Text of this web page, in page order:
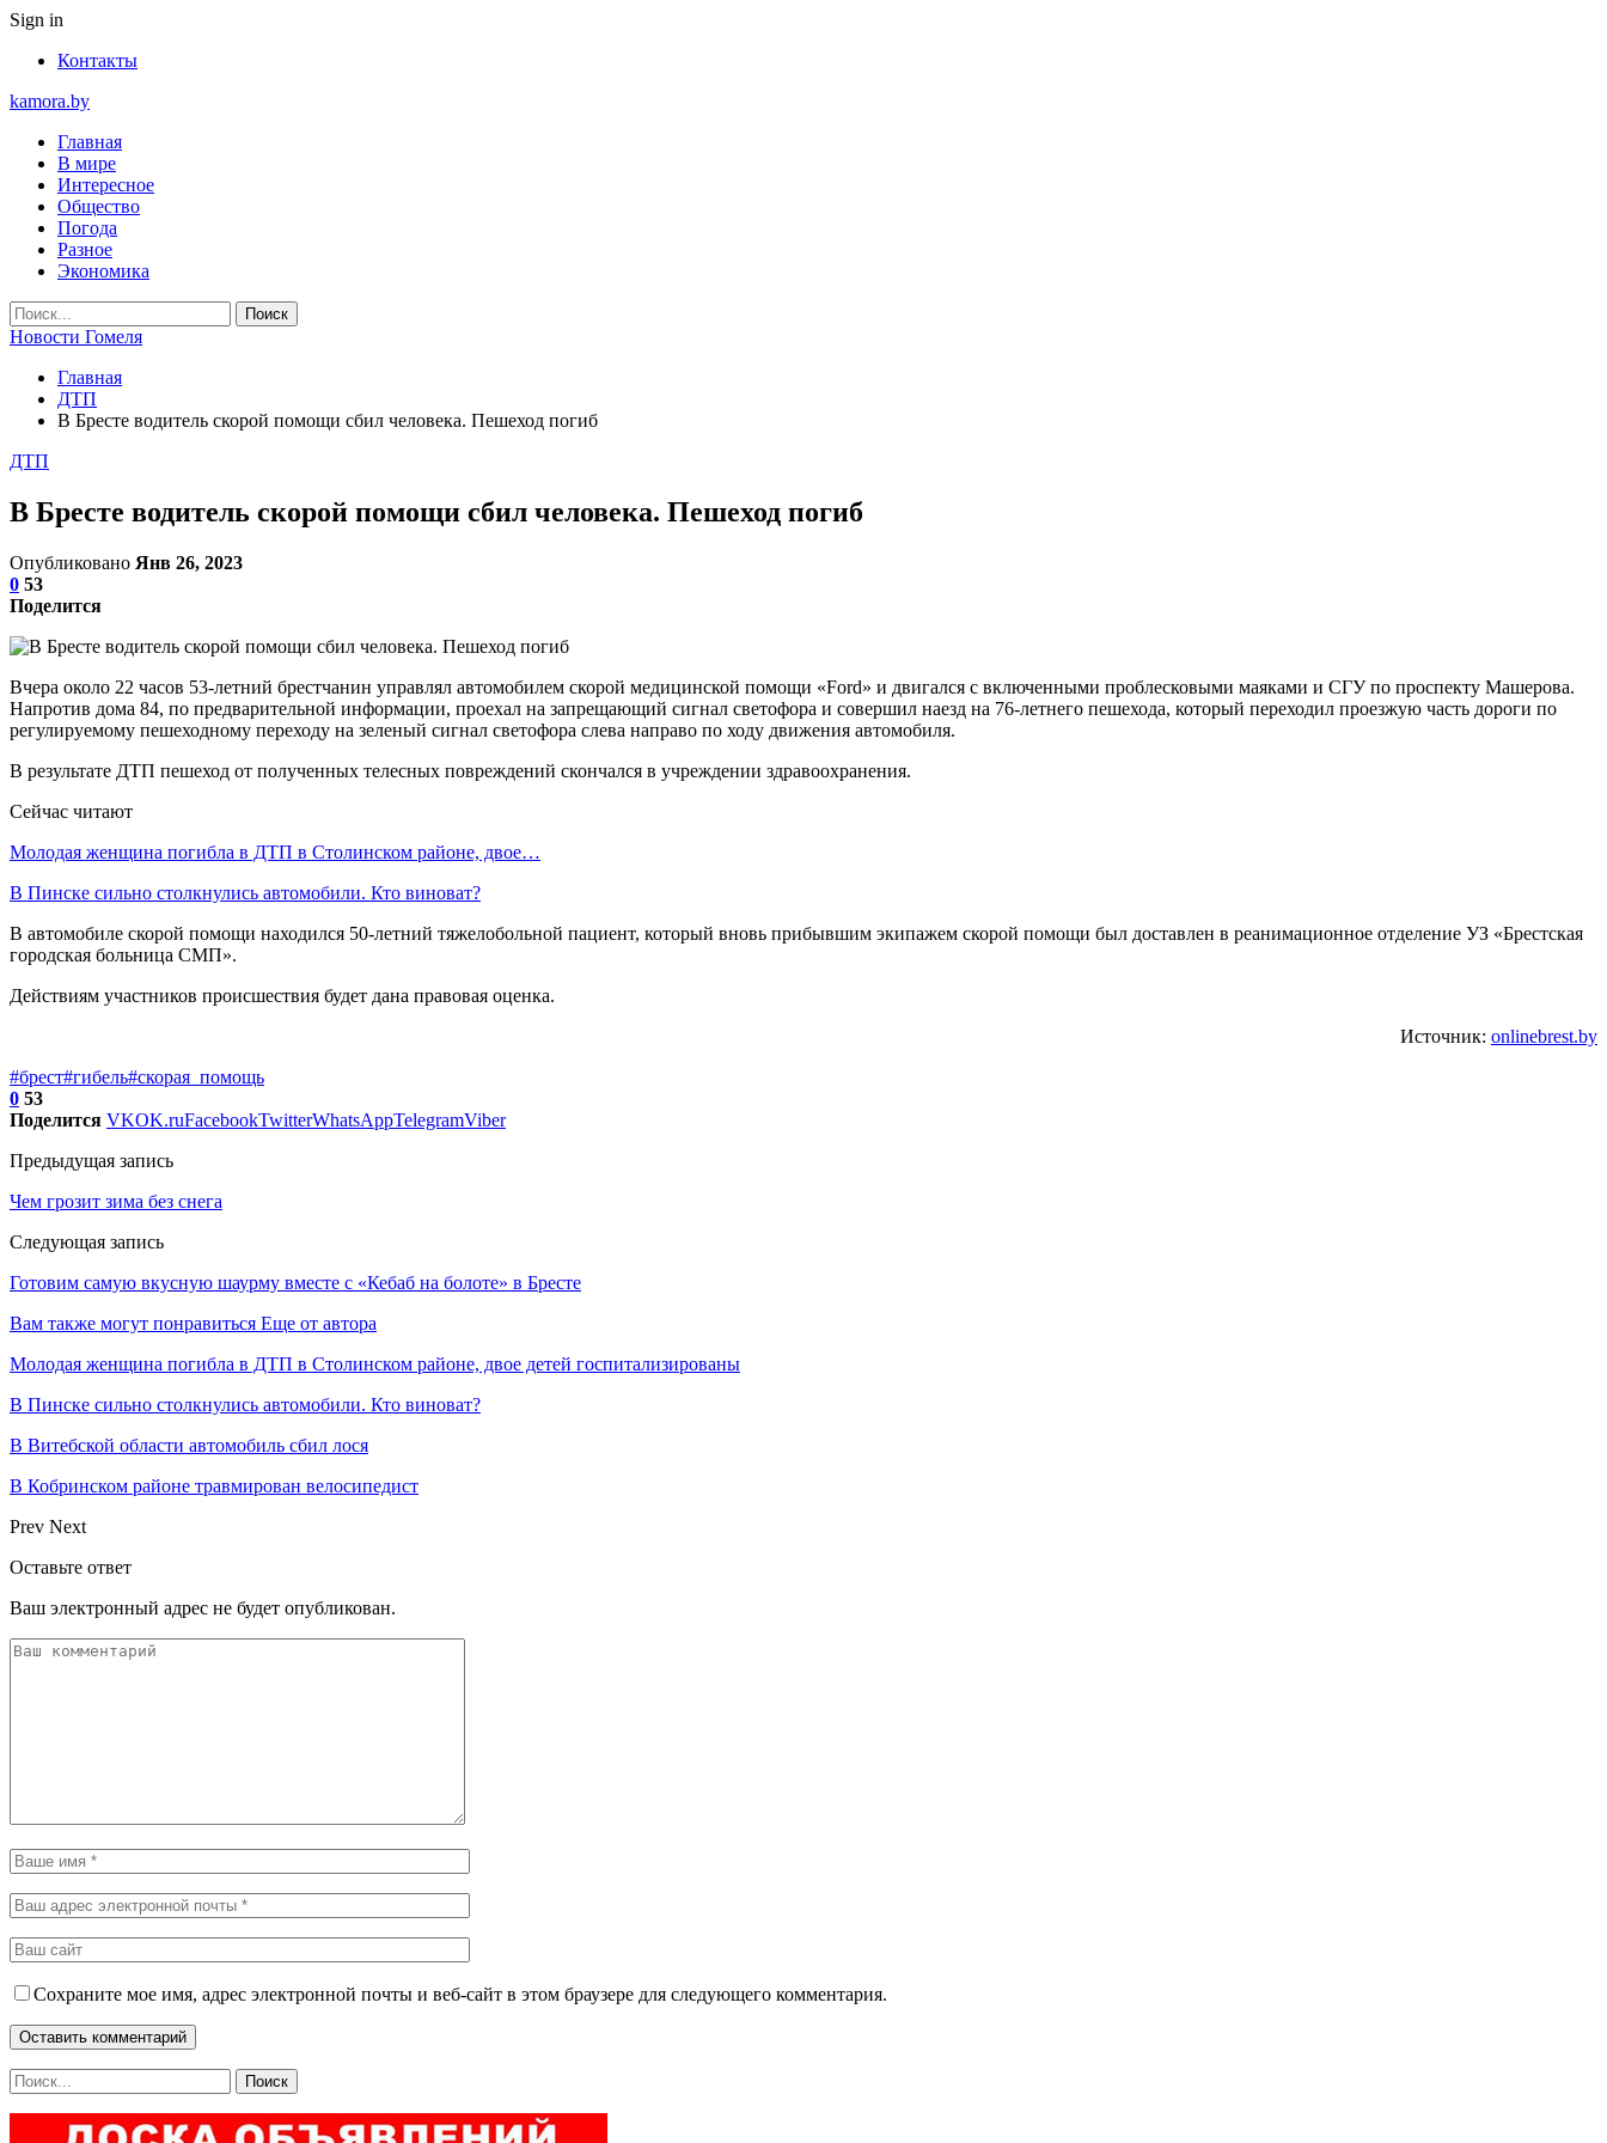
Sign in
Контакты
kamora.by
Главная
В мире
Интересное
Общество
Погода
Разное
Экономика
Новости Гомеля
Главная
ДТП
В Бресте водитель скорой помощи сбил человека. Пешеход погиб
ДТП
В Бресте водитель скорой помощи сбил человека. Пешеход погиб
Опубликовано Янв 26, 2023
0 53
Поделится
Вчера около 22 часов 53-летний брестчанин управлял автомобилем скорой медицинской помощи «Ford» и двигался с включенными проблесковыми маяками и СГУ по проспекту Машерова.
Напротив дома 84, по предварительной информации, проехал на запрещающий сигнал светофора и совершил наезд на 76-летнего пешехода, который переходил проезжую часть дороги по
регулируемому пешеходному переходу на зеленый сигнал светофора слева направо по ходу движения автомобиля.
В результате ДТП пешеход от полученных телесных повреждений скончался в учреждении здравоохранения.
Сейчас читают
Молодая женщина погибла в ДТП в Столинском районе, двое…
В Пинске сильно столкнулись автомобили. Кто виноват?
В автомобиле скорой помощи находился 50-летний тяжелобольной пациент, который вновь прибывшим экипажем скорой помощи был доставлен в реанимационное отделение УЗ «Брестская
городская больница СМП».
Действиям участников происшествия будет дана правовая оценка.
Источник: onlinebrest.by
#брест#гибель#скорая_помощь
0 53
Поделится VKOK.ruFacebookTwitterWhatsAppTelegramViber
Предыдущая запись
Чем грозит зима без снега
Следующая запись
Готовим самую вкусную шаурму вместе с «Кебаб на болоте» в Бресте
Вам также могут понравиться Еще от автора
Молодая женщина погибла в ДТП в Столинском районе, двое детей госпитализированы
В Пинске сильно столкнулись автомобили. Кто виноват?
В Витебской области автомобиль сбил лося
В Кобринском районе травмирован велосипедист
Prev Next
Оставьте ответ
Ваш электронный адрес не будет опубликован.
Сохраните мое имя, адрес электронной почты и веб-сайт в этом браузере для следующего комментария.